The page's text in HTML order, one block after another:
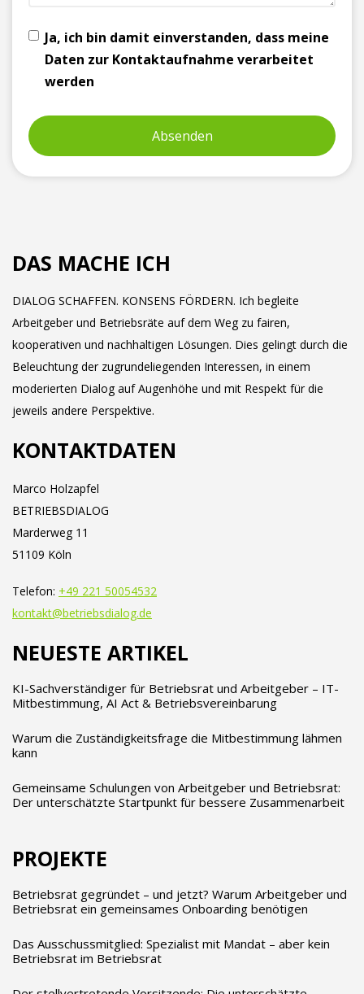
Ja, ich bin damit einverstanden, dass meine
Daten zur Kontaktaufnahme verarbeitet
werden
DAS MACHE ICH
DIALOG SCHAFFEN. KONSENS FÖRDERN. Ich begleite
Arbeitgeber und Betriebsräte auf dem Weg zu fairen,
kooperativen und nachhaltigen Lösungen. Dies gelingt durch die
Beleuchtung der zugrundeliegenden Interessen, in einem
moderierten Dialog auf Augenhöhe und mit Respekt für die
jeweils andere Perspektive.
KONTAKTDATEN
Marco Holzapfel
BETRIEBSDIALOG
Marderweg 11
51109 Köln
Telefon: +49 221 50054532
kontakt@betriebsdialog.de
NEUESTE ARTIKEL
KI-Sachverständiger für Betriebsrat und Arbeitgeber – IT-
Mitbestimmung, AI Act & Betriebsvereinbarung
Warum die Zuständigkeitsfrage die Mitbestimmung lähmen
kann
Gemeinsame Schulungen von Arbeitgeber und Betriebsrat:
Der unterschätzte Startpunkt für bessere Zusammenarbeit
PROJEKTE
Betriebsrat gegründet – und jetzt? Warum Arbeitgeber und
Betriebsrat ein gemeinsames Onboarding benötigen
Das Ausschussmitglied: Spezialist mit Mandat – aber kein
Betriebsrat im Betriebsrat